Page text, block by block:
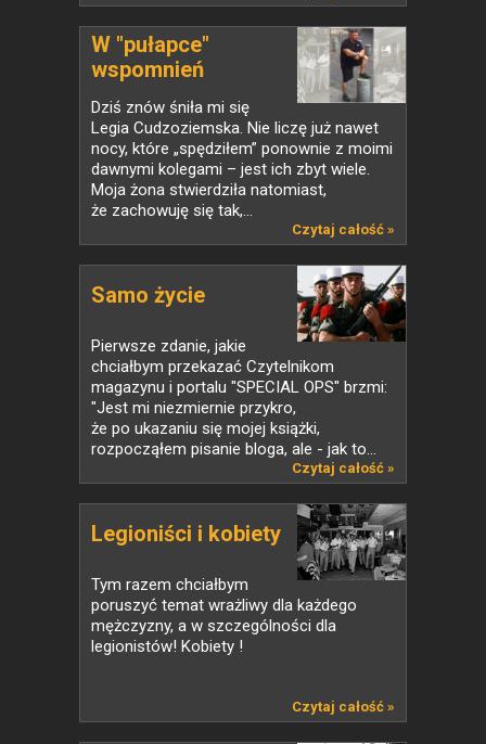
W "pułapce"
wspomnień
Dziś znów śniła mi się
Legia Cudzoziemska. Nie liczę już nawet
nocy, które „spędziłem” ponownie z moimi
dawnymi kolegami – jest ich zbyt wiele.
Moja żona stwierdziła natomiast,
że zachowuję się tak,...
Czytaj całość »
Samo życie
Pierwsze zdanie, jakie
chciałbym przekazać Czytelnikom
magazynu i portalu "SPECIAL OPS" brzmi:
"Jest mi niezmiernie przykro,
że po ukazaniu się mojej książki,
rozpocząłem pisanie bloga, ale - jak to...
Czytaj całość »
Legioniści i kobiety
Tym razem chciałbym
poruszyć temat wrażliwy dla każdego
mężczyzny, a w szczególności dla
legionistów! Kobiety !
Czytaj całość »